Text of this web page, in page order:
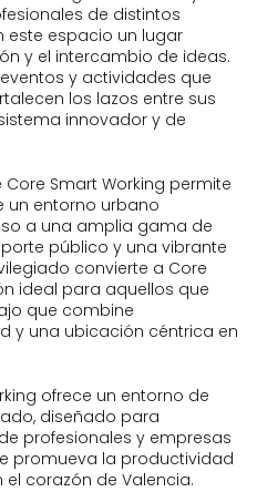
facilitando a los
deseen refrescarse
de su jornada
videovigilancia 24 horas
de distintos
este espacio un lugar
y el intercambio de ideas.
y actividades que
los lazos entre sus
innovador y de
Smart Working permite
un entorno urbano
a una amplia gama de
público y una vibrante
convierte a Core
ideal para aquellos que
que combine
y una ubicación céntrica en
ofrece un entorno de
diseñado para
profesionales y empresas
promueva la productividad
corazón de Valencia.